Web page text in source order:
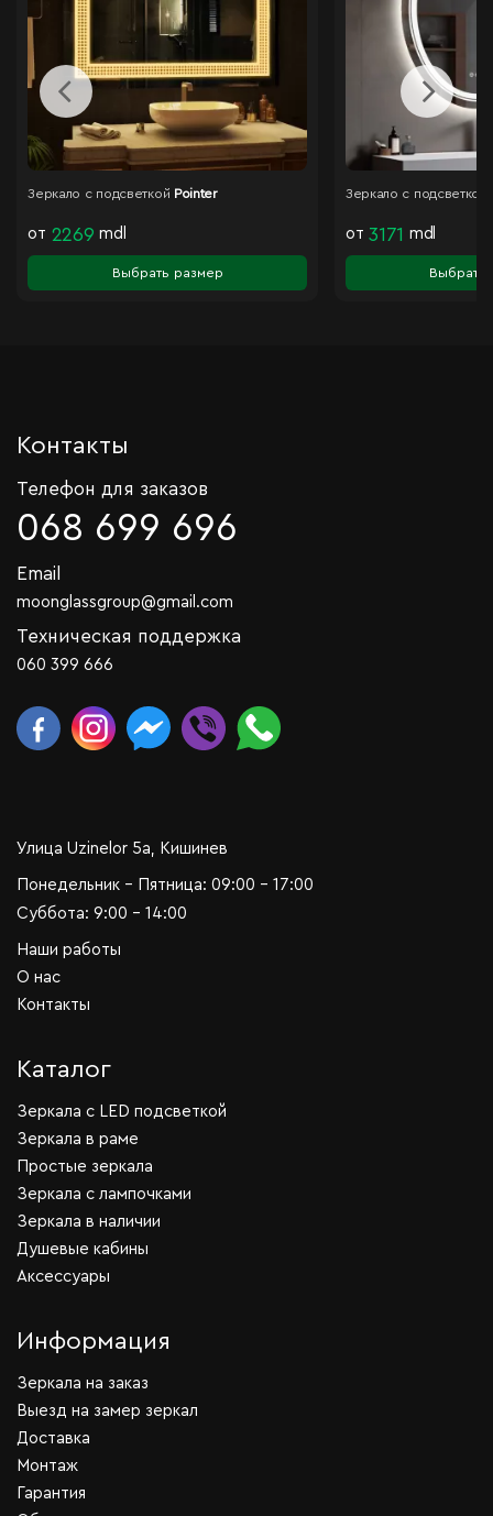
Зеркало с подсветкой Pointer
от 2269 mdl
Выбрать размер
Зеркало с подсветкой
от 3171 mdl
Выбрать
Контакты
Телефон для заказов
068 699 696
Email
moonglassgroup@gmail.com
Техническая поддержка
060 399 666
Улица Uzinelor 5a, Кишинев
Понедельник - Пятница: 09:00 - 17:00
Суббота: 9:00 - 14:00
Наши работы
О нас
Контакты
Каталог
Зеркала c LED подсветкой
Зеркала в раме
Простые зеркала
Зеркала с лампочками
Зеркала в наличии
Душевые кабины
Аксессуары
Информация
Зеркала на заказ
Выезд на замер зеркал
Доставка
Монтаж
Гарантия